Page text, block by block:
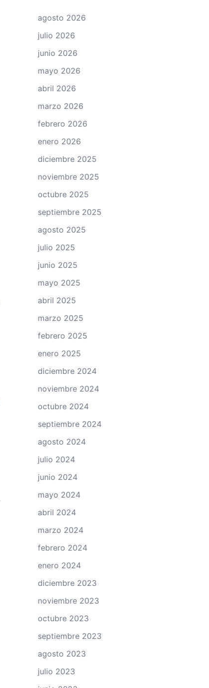
agosto 2026
julio 2026
junio 2026
mayo 2026
abril 2026
marzo 2026
febrero 2026
enero 2026
diciembre 2025
noviembre 2025
octubre 2025
septiembre 2025
agosto 2025
julio 2025
junio 2025
mayo 2025
abril 2025
marzo 2025
febrero 2025
enero 2025
diciembre 2024
noviembre 2024
octubre 2024
septiembre 2024
agosto 2024
julio 2024
junio 2024
mayo 2024
abril 2024
marzo 2024
febrero 2024
enero 2024
diciembre 2023
noviembre 2023
octubre 2023
septiembre 2023
agosto 2023
julio 2023